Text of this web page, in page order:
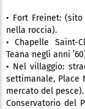
• Fort Freinet:
nella roccia).
• Chapelle Saint-
Teana negli anni
• Nel villaggio:
settimanale, Place
mercato del
Conservatorio del